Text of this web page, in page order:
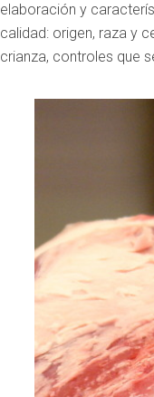
elaboración y
calidad: origen, raza y
crianza, controles que